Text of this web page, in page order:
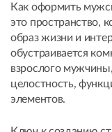
Как оформить
это пространство,
образ жизни и
обустраивается
взрослого
целостность,
элементов.